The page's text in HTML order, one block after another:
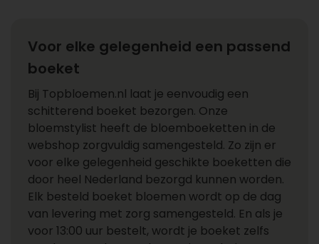
Voor elke gelegenheid een passend
boeket
Bij Topbloemen.nl laat je eenvoudig een
schitterend boeket bezorgen. Onze
bloemstylist heeft de bloemboeketten in de
webshop zorgvuldig samengesteld. Zo zijn er
voor elke gelegenheid geschikte boeketten die
door heel Nederland bezorgd kunnen worden.
Elk besteld boeket bloemen wordt op de dag
van levering met zorg samengesteld. En als je
voor 13:00 uur bestelt, wordt je boeket zelfs